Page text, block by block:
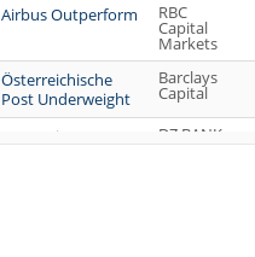
Airbus Outperform RBC
Capital
Markets
Österreichische
Post Underweight
Barclays
Capital
SUSS MicroTec
DZ BANK